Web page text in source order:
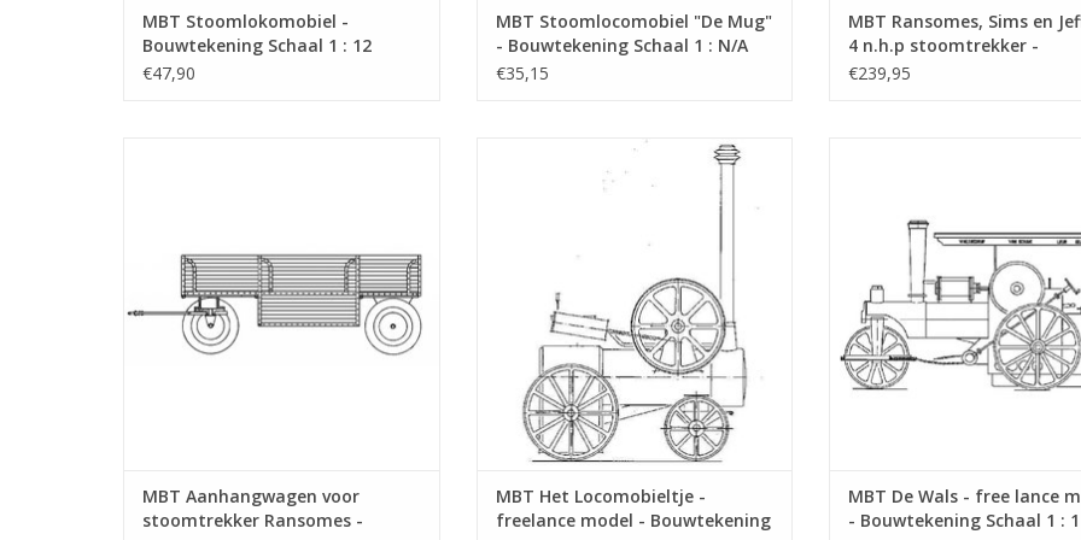
MBT Stoomlokomobiel -
Bouwtekening Schaal 1 : 12
(40.10.001)
€47,90
MBT Stoomlocomobiel "De Mug"
- Bouwtekening Schaal 1 : N/A
(40.10.003)
€35,15
MBT Ransomes, Sims en
4 n.h.p stoomtrekker -
Bouwtekening Schaal 1 : 6
€239,95
MBT Aanhangwagen voor
stoomtrekker Ransomes -
MBT Het Locomobieltje - freelance model
- Bouwtekening Schaal 1 : 1 (40.10.006)
TOEVOEGEN AAN WINKELWAGEN
MBT Het Locomobieltje -
freelance model - Bouwtekening
MBT De Wals - free lance
- Bouwtekening Schaal 1 : 1